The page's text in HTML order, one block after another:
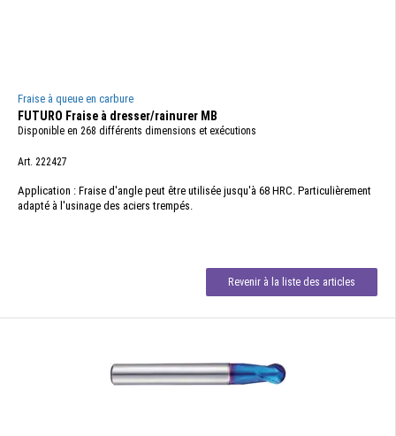
Fraise à queue en carbure
FUTURO Fraise à dresser/rainurer MB
Disponible en 268 différents dimensions et exécutions
Art. 222427
Application : Fraise d'angle peut être utilisée jusqu'à 68 HRC. Particulièrement
adapté à l'usinage des aciers trempés.
Revenir à la liste des articles